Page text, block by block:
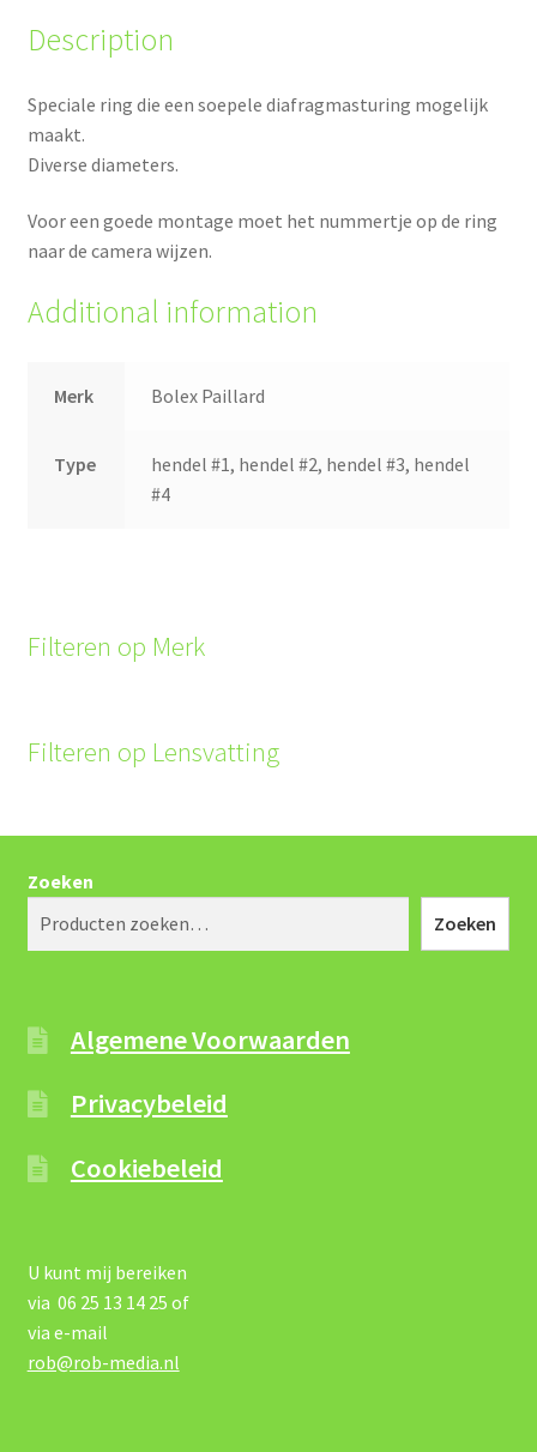
Description
Speciale ring die een soepele diafragmasturing mogelijk
maakt.
Diverse diameters.
Voor een goede montage moet het nummertje op de ring
naar de camera wijzen.
Additional information
Merk Bolex Paillard
Type
hendel #1, hendel #2, hendel #3, hendel
#4
Filteren op Merk
Filteren op Lensvatting
Zoeken
Zoeken
Algemene Voorwaarden
Privacybeleid
Cookiebeleid
U kunt mij bereiken
via 06 25 13 14 25 of
via e-mail
rob@rob-media.nl